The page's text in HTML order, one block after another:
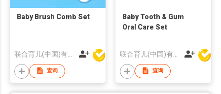
Baby Brush Comb Set
查询
Baby Tooth & Gum
Oral Care Set
查询